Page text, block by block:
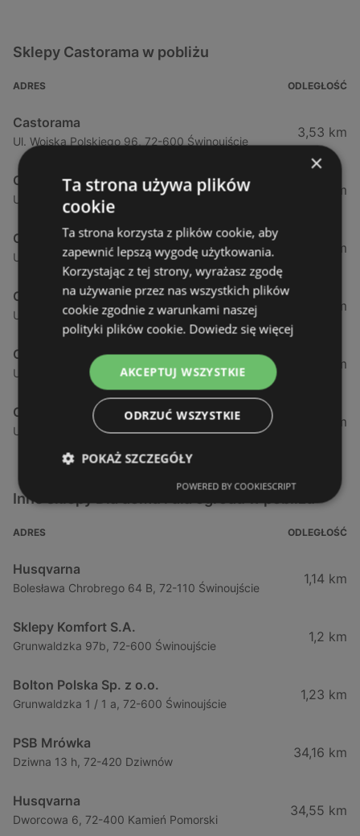
Sklepy Castorama w pobliżu
ADRES ODLEGŁOŚĆ
Castorama
Ul. Wojska Polskiego 96, 72-600 Świnoujście
3,53 km
Castorama
Ul. Ku Słońcu 67b, 71-047 Mierzyn
54,66 km
Castorama
Ul. Południowa 21, 71-001 Szczecin
57,77 km
Castorama
Ul. Wiosenna 80, 70-807 Szczecin
63,04 km
Castorama
Ul. Stargardzka 1b, 73-110 Stargard Szczeciński
80,82 km
Castorama
Ul. Paderewskiego 2, 75-736 Koszalin
130,32 km
Inne sklepy Dla domu i dla ogrodu w pobliżu
ADRES ODLEGŁOŚĆ
Husqvarna
Bolesława Chrobrego 64 B, 72-110 Świnoujście
1,14 km
Sklepy Komfort S.A.
Grunwaldzka 97b, 72-600 Świnoujście
1,2 km
Bolton Polska Sp. z o.o.
Grunwaldzka 1 / 1 a, 72-600 Świnoujście
1,23 km
PSB Mrówka
Dziwna 13 h, 72-420 Dziwnów
34,16 km
Husqvarna
Dworcowa 6, 72-400 Kamień Pomorski
34,55 km
×
Ta strona używa plików
cookie
Ta strona korzysta z plików cookie, aby
zapewnić lepszą wygodę użytkowania.
Korzystając z tej strony, wyrażasz zgodę
na używanie przez nas wszystkich plików
cookie zgodnie z warunkami naszej
polityki plików cookie. Dowiedz się więcej
AKCEPTUJ WSZYSTKIE
ODRZUĆ WSZYSTKIE
POKAŻ SZCZEGÓŁY
POWERED BY COOKIESCRIPT